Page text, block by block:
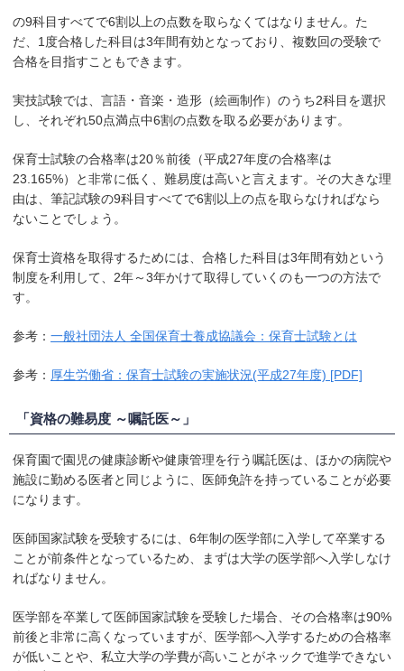
の9科目すべてで6割以上の点数を取らなくてはなりません。た
だ、1度合格した科目は3年間有効となっており、複数回の受験で
合格を目指すこともできます。
実技試験では、言語・音楽・造形（絵画制作）のうち2科目を選択
し、それぞれ50点満点中6割の点数を取る必要があります。
保育士試験の合格率は20％前後（平成27年度の合格率は
23.165%）と非常に低く、難易度は高いと言えます。その大きな理
由は、筆記試験の9科目すべてで6割以上の点を取らなければなら
ないことでしょう。
保育士資格を取得するためには、合格した科目は3年間有効という
制度を利用して、2年～3年かけて取得していくのも一つの方法で
す。
参考： 一般社団法人 全国保育士養成協議会：保育士試験とは
参考： 厚生労働省：保育士試験の実施状況(平成27年度) [PDF]
「資格の難易度 ～嘱託医～」
保育園で園児の健康診断や健康管理を行う嘱託医は、ほかの病院や
施設に勤める医者と同じように、医師免許を持っていることが必要
になります。
医師国家試験を受験するには、6年制の医学部に入学して卒業する
ことが前条件となっているため、まずは大学の医学部へ入学しなけ
ればなりません。
医学部を卒業して医師国家試験を受験した場合、その合格率は90%
前後と非常に高くなっていますが、医学部へ入学するための合格率
が低いことや、私立大学の学費が高いことがネックで進学できない